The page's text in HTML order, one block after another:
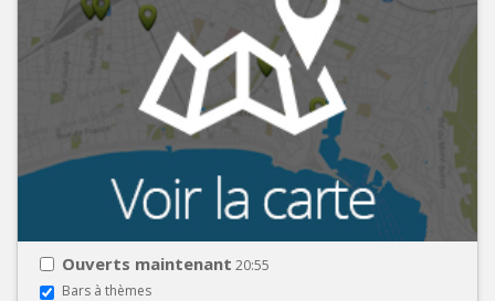
Ouverts maintenant 20:55
Bars à thèmes